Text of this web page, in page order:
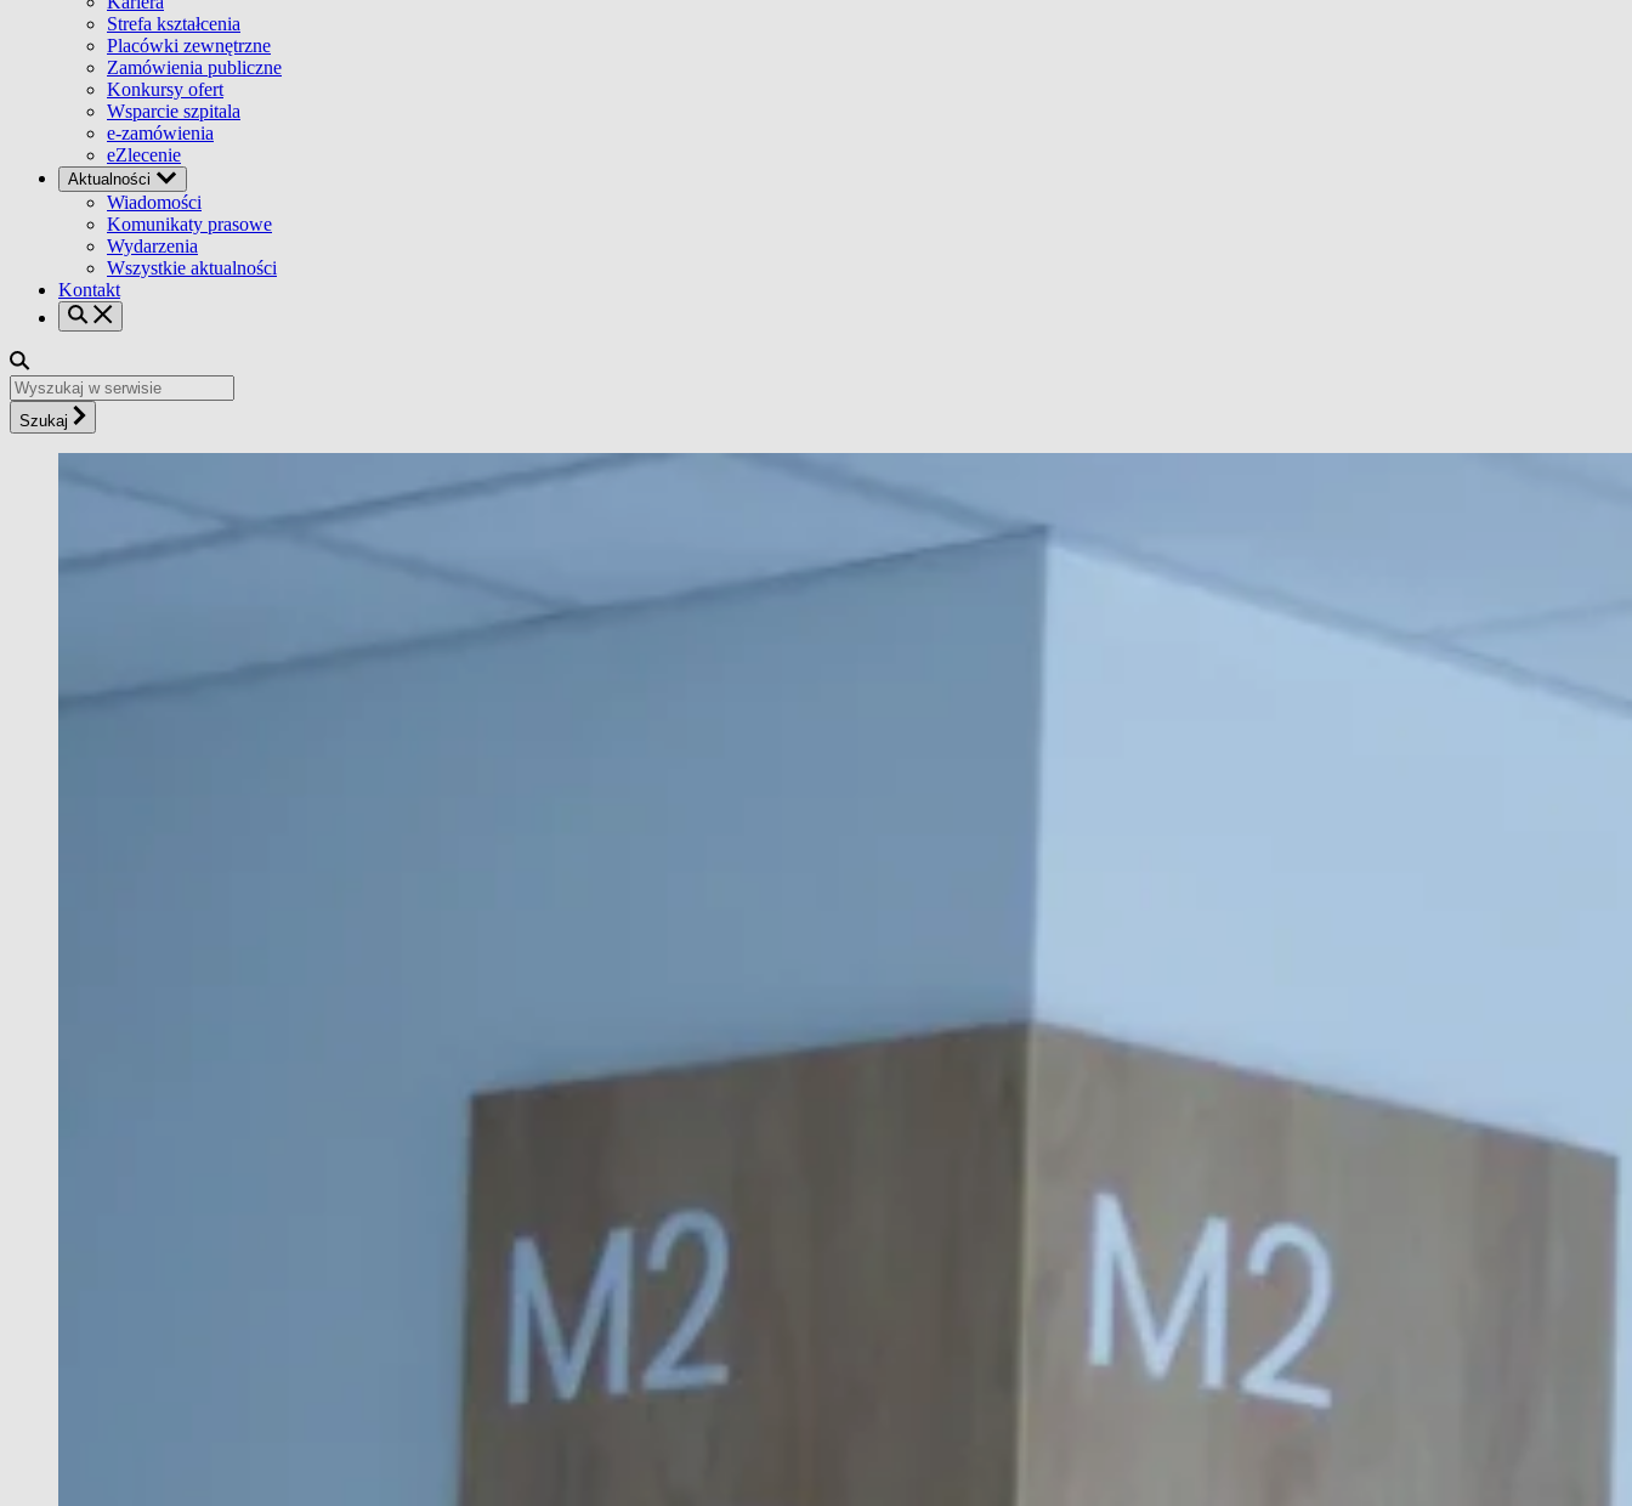
Strefa kształcenia
Placówki zewnętrzne
Zamówienia publiczne
Konkursy ofert
Wsparcie szpitala
e-zamówienia
eZlecenie
Aktualności
Wiadomości
Komunikaty prasowe
Wydarzenia
Wszystkie aktualności
Kontakt
Szukaj